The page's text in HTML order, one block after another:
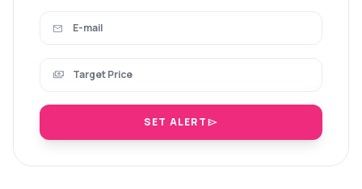
mail
payments
SET ALERTsend